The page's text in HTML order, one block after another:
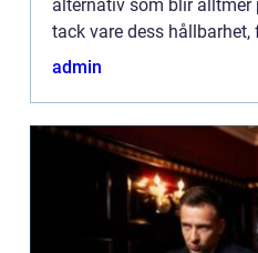
alternativ som blir alltmer
tack vare dess
utse...
admin